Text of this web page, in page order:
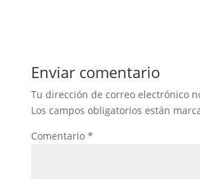
Enviar comentario
Tu dirección de correo electrónico
Los campos obligatorios están
Comentario *